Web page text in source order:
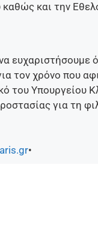
και την
ευχαριστήσουμε
τον χρόνο που
του Υπουργείου
για τη
•